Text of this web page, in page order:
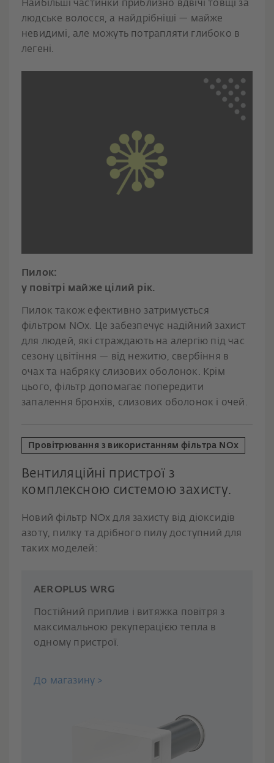
Найбільші частинки приблизно вдвічі товщі за
людське волосся, а найдрібніші — майже
невидимі, але можуть потрапляти глибоко в
легені.
Пилок:
у повітрі майже цілий рік.
Пилок також ефективно затримується
фільтром NOx. Це забезпечує надійний захист
для людей, які страждають на алергію під час
сезону цвітіння — від нежитю, свербіння в
очах та набряку слизових оболонок. Крім
цього, фільтр допомагає попередити
запалення бронхів, слизових оболонок і очей.
Провітрювання з використанням фільтра NOx
Вентиляційні пристрої з
комплексною системою захисту.
Новий фільтр NOx для захисту від діоксидів
азоту, пилку та дрібного пилу доступний для
таких моделей:
AEROPLUS WRG
Постійний приплив і витяжка повітря з
максимальною рекуперацією тепла в
одному пристрої.
До магазину >